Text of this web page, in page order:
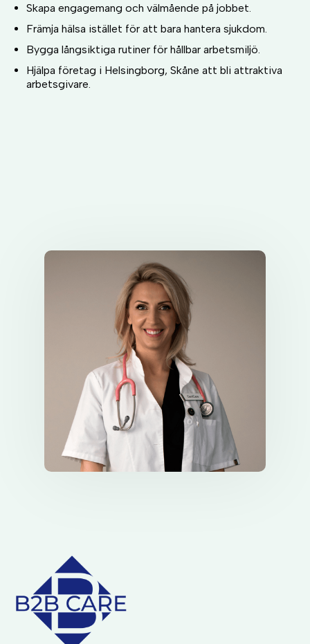
Skapa engagemang och välmående på jobbet.
Främja hälsa istället för att bara hantera sjukdom.
Bygga långsiktiga rutiner för hållbar arbetsmiljö.
Hjälpa företag i Helsingborg, Skåne att bli attraktiva
arbetsgivare.